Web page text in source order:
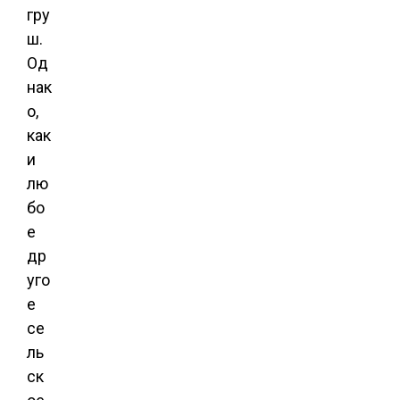
гру
ш.
Од
нак
о,
как
и
лю
бо
е
др
уго
е
се
ль
ск